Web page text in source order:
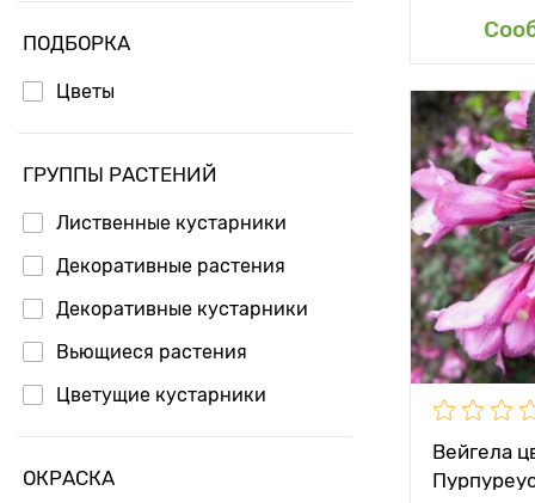
ПОДБОРКА
Цветы
ГРУППЫ РАСТЕНИЙ
Лиственные кустарники
Декоративные растения
Декоративные кустарники
Вьющиеся растения
Цветущие кустарники
ОКРАСКА
Вейгела
Высота
Растояние
растениями